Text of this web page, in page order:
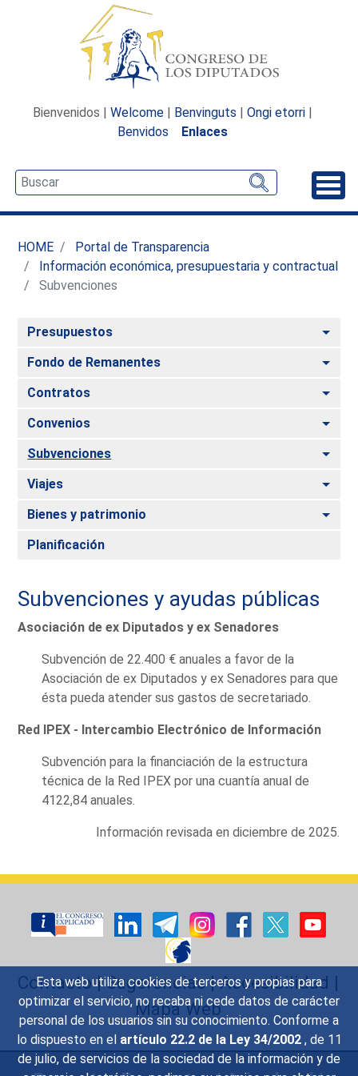
Esta web utiliza cookies de terceros y propias para
optimizar el servicio, no recaba ni cede datos de carácter
personal de los usuarios sin su conocimiento. Conforme a
lo dispuesto en el artículo 22.2 de la Ley 34/2002 , de 11
de julio, de servicios de la sociedad de la información y de
Bienvenidos | Welcome | Benvinguts | Ongi etorri |
Benvidos
Enlaces
HOME
Portal de Transparencia
Información económica, presupuestaria y contractual
Subvenciones
Presupuestos
Fondo de Remanentes
Contratos
Convenios
Subvenciones
Viajes
Bienes y patrimonio
Planificación
Subvenciones y ayudas públicas
Asociación de ex Diputados y ex Senadores
Subvención de 22.400 € anuales a favor de la
Asociación de ex Diputados y ex Senadores para que
ésta pueda atender sus gastos de secretariado.
Red IPEX - Intercambio Electrónico de Información
Subvención para la financiación de la estructura
técnica de la Red IPEX por una cuantía anual de
4122,84 anuales.
Información revisada en diciembre de 2025.
Contacto|Sugerencias|Accesibilidad |
Mapa Web